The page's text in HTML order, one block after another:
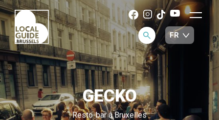
GECKO
Resto-bar à Bruxelles